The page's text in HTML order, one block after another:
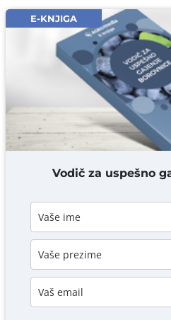
Email* obavezno
Komentar* obavezno
DODAJ
E-KNJIGA
Vodič za uspešno